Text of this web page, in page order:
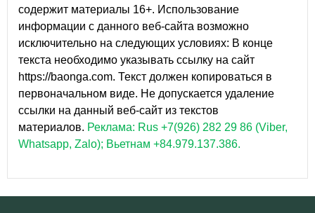
содержит материалы 16+. Использование
информации с данного веб-сайта возможно
исключительно на следующих условиях: В конце
текста необходимо указывать ссылку на сайт
https://baonga.com. Текст должен копироваться в
первоначальном виде. Не допускается удаление
ссылки на данный веб-сайт из текстов
материалов. Реклама: Rus +7(926) 282 29 86 (Viber,
Whatsapp, Zalo); Вьетнам +84.979.137.386.